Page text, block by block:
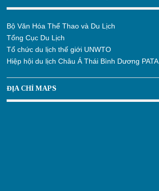
Bộ Văn Hóa Thể Thao và Du Lịch
Tổng Cục Du Lịch
Tổ chức du lịch thế giới UNWTO
Hiệp hội du lịch Châu Á Thái Bình Dương PATA
ĐỊA CHỈ MAPS